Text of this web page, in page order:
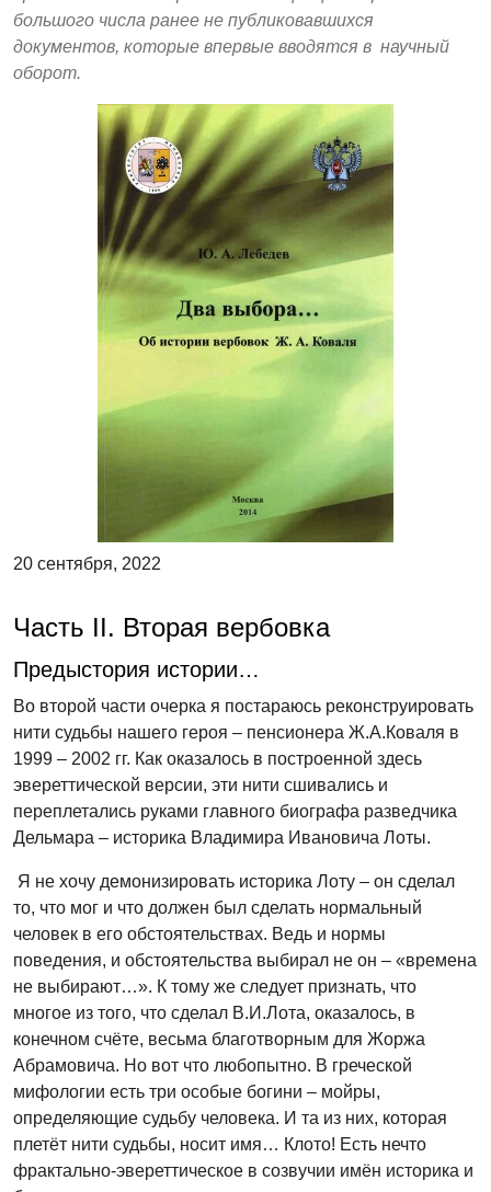
большого числа ранее не публиковавшихся
документов, которые впервые вводятся в научный
оборот.
20 сентября, 2022
Часть II. Вторая вербовка
Предыстория истории…
Во второй части очерка я постараюсь реконструировать
нити судьбы нашего героя – пенсионера Ж.А.Коваля в
1999 – 2002 гг. Как оказалось в построенной здесь
эвереттической версии, эти нити сшивались и
переплетались руками главного биографа разведчика
Дельмара – историка Владимира Ивановича Лоты.
Я не хочу демонизировать историка Лоту – он сделал
то, что мог и что должен был сделать нормальный
человек в его обстоятельствах. Ведь и нормы
поведения, и обстоятельства выбирал не он – «времена
не выбирают…». К тому же следует признать, что
многое из того, что сделал В.И.Лота, оказалось, в
конечном счёте, весьма благотворным для Жоржа
Абрамовича. Но вот что любопытно. В греческой
мифологии есть три особые богини – мойры,
определяющие судьбу человека. И та из них, которая
плетёт нити судьбы, носит имя… Клото! Есть нечто
фрактально-эвереттическое в созвучии имён историка и